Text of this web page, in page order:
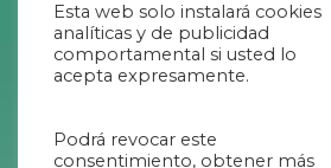
Nº Registro
Helycis
C/
Esta web solo instalará cookies
analíticas y de publicidad
comportamental si usted lo
acepta expresamente.
Podrá revocar este
consentimiento, obtener más